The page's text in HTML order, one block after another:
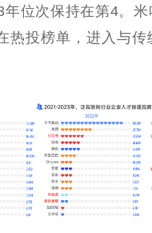
年位次保持在第4。
热投榜单，进入与传